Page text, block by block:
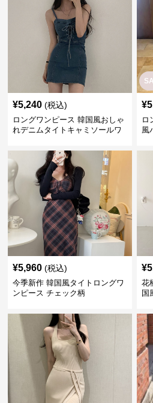
¥5,240 (税込)
ロングワンピース 韓国風おしゃ
れデニムタイトキャミソールワ
¥
ロ
風
¥5,960 (税込)
今季新作 韓国風タイトロングワ
ンピース チェック柄
¥
花
国